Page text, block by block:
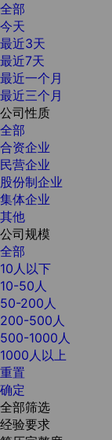
全部
今天
最近3天
最近7天
最近一个月
最近三个月
公司性质
全部
合资企业
民营企业
股份制企业
集体企业
其他
公司规模
全部
10人以下
10-50人
50-200人
200-500人
500-1000人
1000人以上
重置
确定
全部筛选
经验要求